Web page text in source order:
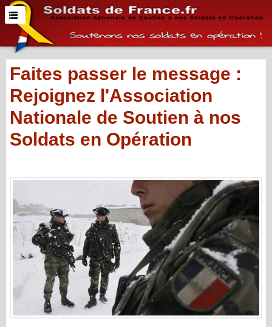
Faites passer le message :
Rejoignez l'Association
Nationale de Soutien à nos
Soldats en Opération